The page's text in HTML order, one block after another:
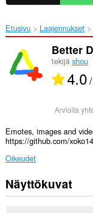
Etusivu Laajennukset
Better
tekijä shou
4.0
Arvioita
Emotes, images and
https://github.com/
Oikeudet
Laajennuksella
on
Näyttökuvat